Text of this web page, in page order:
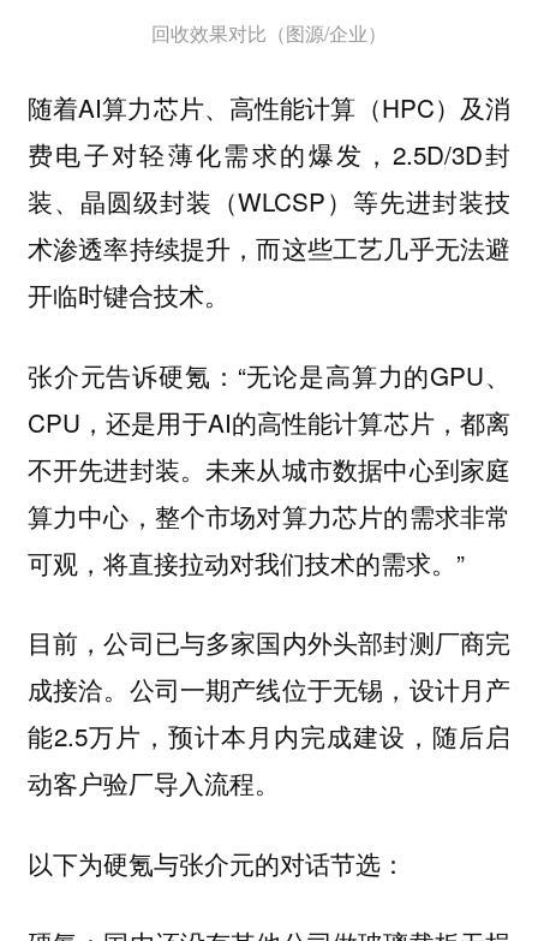
回收效果对比（图源/企业）
随着AI算力芯片、高性能计算（HPC）及消
费电子对轻薄化需求的爆发，2.5D/3D封
装、晶圆级封装（WLCSP）等先进封装技
术渗透率持续提升，而这些工艺几乎无法避
开临时键合技术。
张介元告诉硬氪：“无论是高算力的GPU、
CPU，还是用于AI的高性能计算芯片，都离
不开先进封装。未来从城市数据中心到家庭
算力中心，整个市场对算力芯片的需求非常
可观，将直接拉动对我们技术的需求。”
目前，公司已与多家国内外头部封测厂商完
成接洽。公司一期产线位于无锡，设计月产
能2.5万片，预计本月内完成建设，随后启
动客户验厂导入流程。
以下为硬氪与张介元的对话节选：